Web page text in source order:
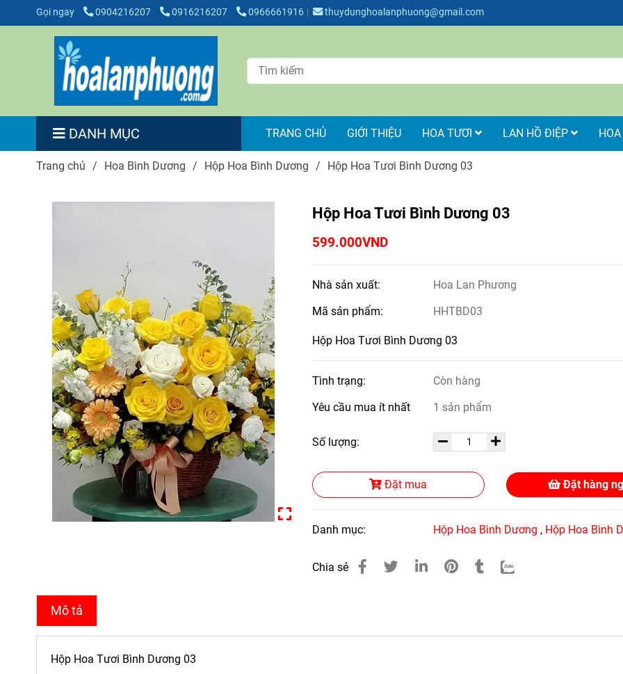
Gọi ngay 0904216207 0916216207 0966661916 thuydunghoalanphuong@gmail.com
DANH MỤC TRANG CHỦ GIỚI THIỆU HOA TƯƠI LAN HỒ ĐIỆP
Trang chủ / Hoa Bình Dương / Hộp Hoa Bình Dương / Hộp Hoa Tươi Bình Dương 03
Hộp Hoa Tươi Bình Dương 03
599.000VND
Nhà sản xuất:
Hoa Lan Phương
Mã sản phẩm:
HHTBD03
Hộp Hoa Tươi Bình Dương 03
Tình trạng:
Còn hàng
Yêu cầu mua ít nhất
1 sản phẩm
Số lượng:
Đặt mua Đặt hàng
Danh mục: Hộp Hoa Bình Dương , Hộp Hoa Bình
Chia sẻ
Mô tả
Hộp Hoa Tươi Bình Dương 03